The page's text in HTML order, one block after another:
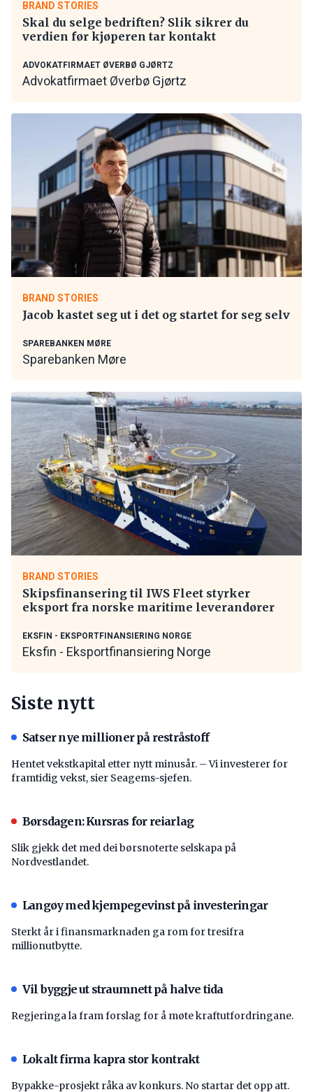
BRAND STORIES
Skal du selge bedriften? Slik sikrer du
verdien før kjøperen tar kontakt
ADVOKATFIRMAET ØVERBØ GJØRTZ
Advokatfirmaet Øverbø Gjørtz
BRAND STORIES
Jacob kastet seg ut i det og startet for seg selv
SPAREBANKEN MØRE
Sparebanken Møre
BRAND STORIES
Skipsfinansering til IWS Fleet styrker
eksport fra norske maritime leverandører
EKSFIN - EKSPORTFINANSIERING NORGE
Eksfin - Eksportfinansiering Norge
Siste nytt
Satser nye millioner på restråstoff
Hentet vekstkapital etter nytt minusår. – Vi investerer for
framtidig vekst, sier Seagems-sjefen.
Børsdagen: Kursras for reiarlag
Slik gjekk det med dei børsnoterte selskapa på
Nordvestlandet.
Langøy med kjempegevinst på investeringar
Sterkt år i finansmarknaden ga rom for tresifra
millionutbytte.
Vil byggje ut straumnett på halve tida
Regjeringa la fram forslag for å møte kraftutfordringane.
Lokalt firma kapra stor kontrakt
Bypakke-prosjekt råka av konkurs. No startar det opp att.